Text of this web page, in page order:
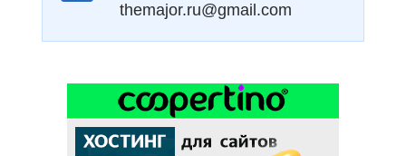
themajor.ru@gmail.com